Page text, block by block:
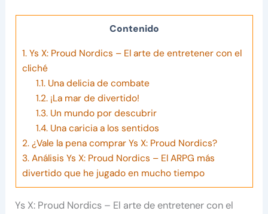
Contenido
1.Ys X: Proud Nordics – El arte de entretener con el
cliché
1.1.Una delicia de combate
1.2.¡La mar de divertido!
1.3.Un mundo por descubrir
1.4.Una caricia a los sentidos
2.¿Vale la pena comprar Ys X: Proud Nordics?
3.Análisis Ys X: Proud Nordics – El ARPG más
divertido que he jugado en mucho tiempo
Ys X: Proud Nordics – El arte de entretener con el